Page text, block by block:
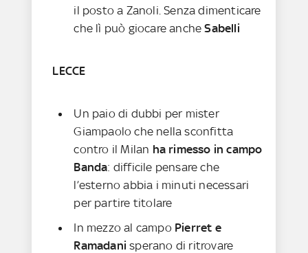
il posto a Zanoli. Senza dimenticare
che lì può giocare ancheSabelli
LECCE
Un paio di dubbi per mister
Giampaolo che nella sconfitta
contro il Milan ha rimesso in campo
Banda: difficile pensare che
l’esterno abbia i minuti necessari
per partire titolare
In mezzo al campo Pierret e
Ramadani sperano di ritrovare